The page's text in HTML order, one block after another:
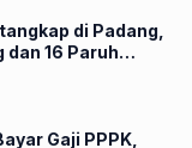
di Padang,
16 Paruh
Gaji PPPK,